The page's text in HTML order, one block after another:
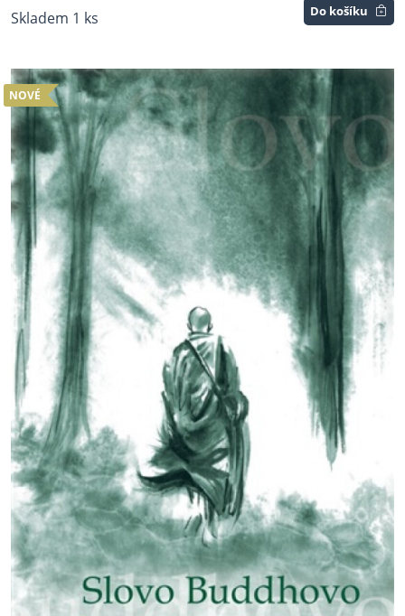
Skladem 1 ks Do košíku
NOVÉ